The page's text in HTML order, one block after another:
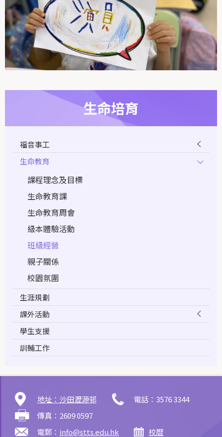
生命培育
福音事工
生命教育
課程理念及目標
生命教育課
生命教育周會
級本體驗活動
班級經營
親子關係
校園氛圍
生涯規劃
課外活動
學生支援
訓輔工作
地址：沙田瀝源邨
電話：3576 3344
傳真：2609 0597
電郵： info@stts.edu.hk 校曆